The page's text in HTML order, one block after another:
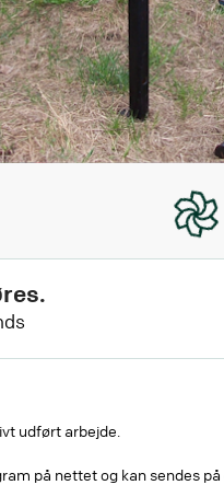
udført arbejde.
på nettet og kan sendes